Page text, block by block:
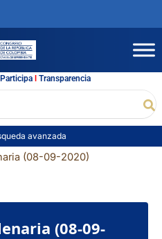
Participal Transparencia
avanzada
(08-09-2020)
(08-09-